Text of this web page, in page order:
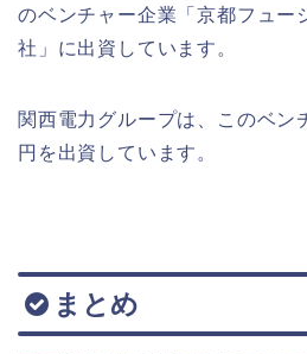
のベンチャー企業「京都フュー
社」に出資しています。
関西電力グループは、このベン
円を出資しています。
まとめ